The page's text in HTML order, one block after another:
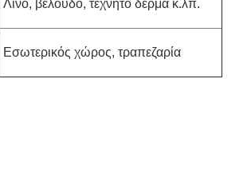
Λινό, βελούδο, τεχνητό δέρμα κ.λπ.
Εσωτερικός χώρος, τραπεζαρία